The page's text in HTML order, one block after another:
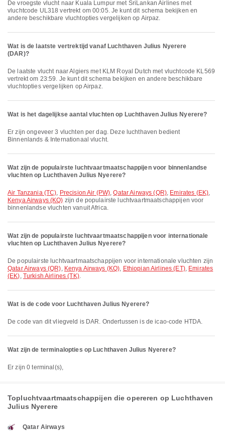
De vroegste vlucht naar Kuala Lumpur met SriLankan Airlines met
vluchtcode UL318 vertrekt om 00:05. Je kunt dit schema bekijken en
andere beschikbare vluchtopties vergelijken op Airpaz.
Wat is de laatste vertrektijd vanaf Luchthaven Julius Nyerere
(DAR)?
De laatste vlucht naar Algiers met KLM Royal Dutch met vluchtcode KL569
vertrekt om 23:59. Je kunt dit schema bekijken en andere beschikbare
vluchtopties vergelijken op Airpaz.
Wat is het dagelijkse aantal vluchten op Luchthaven Julius Nyerere?
Er zijn ongeveer 3 vluchten per dag. Deze luchthaven bedient
Binnenlands & Internationaal vlucht.
Wat zijn de populairste luchtvaartmaatschappijen voor binnenlandse
vluchten op Luchthaven Julius Nyerere?
Air Tanzania (TC), Precision Air (PW),Qatar Airways (QR), Emirates (EK),
Kenya Airways (KQ) zijn de populairste luchtvaartmaatschappijen voor
binnenlandse vluchten vanuit Africa.
Wat zijn de populairste luchtvaartmaatschappijen voor internationale
vluchten op Luchthaven Julius Nyerere?
De populairste luchtvaartmaatschappijen voor internationale vluchten zijn
Qatar Airways (QR), Kenya Airways (KQ), Ethiopian Airlines (ET), Emirates
(EK), Turkish Airlines (TK).
Wat is de code voor Luchthaven Julius Nyerere?
De code van dit vliegveld is DAR. Ondertussen is de icao-code HTDA.
Wat zijn de terminalopties op Luchthaven Julius Nyerere?
Er zijn 0 terminal(s),
Topluchtvaartmaatschappijen die opereren op Luchthaven
Julius Nyerere
Qatar Airways